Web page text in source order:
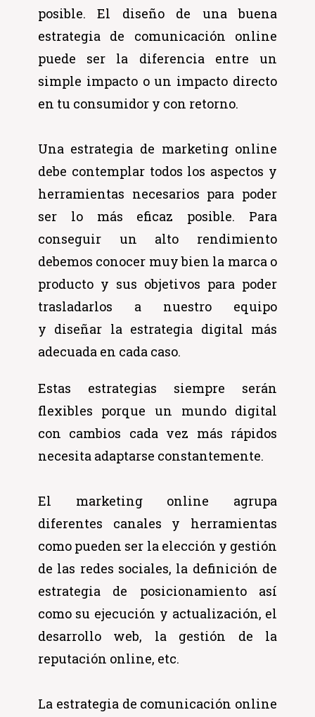
posible. El diseño de una buena
estrategia de comunicación online
puede ser la diferencia entre un
simple impacto o un impacto directo
en tu consumidor y con retorno.
Una estrategia de marketing online
debe contemplar todos los aspectos y
herramientas necesarios para poder
ser lo más eficaz posible. Para
conseguir un alto rendimiento
debemos conocer muy bien la marca o
producto y sus objetivos para poder
trasladarlos a nuestro equipo
y diseñar la estrategia digital más
adecuada en cada caso.
Estas estrategias siempre serán
flexibles porque un mundo digital
con cambios cada vez más rápidos
necesita adaptarse constantemente.
El marketing online agrupa
diferentes canales y herramientas
como pueden ser la elección y gestión
de las redes sociales, la definición de
estrategia de posicionamiento así
como su ejecución y actualización, el
desarrollo web, la gestión de la
reputación online, etc.
La estrategia de comunicación online